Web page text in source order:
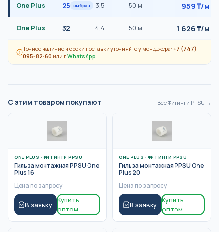
One Plus 25 выбран 3,5 50 м 959₸/м
One Plus 32 4,4 50 м 1 626₸/м
Точное наличие и сроки поставки уточняйте у менеджера:+7 (747)
095-82-60 или вWhatsApp
С этим товаром покупают ВсеФитинги PPSU →
ONE PLUS · ФИТИНГИ PPSU
Гильза монтажная PPSU One
Plus 16
Цена по запросу
В заявку
Купить
оптом
ONE PLUS · ФИТИНГИ PPSU
Гильза монтажная PPSU One
Plus 20
Цена по запросу
В заявку
Купить
оптом